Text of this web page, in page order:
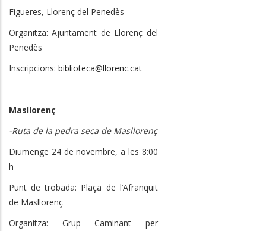
Figueres, Llorenç del Penedès
Organitza: Ajuntament de Llorenç del
Penedès
Inscripcions: biblioteca@llorenc.cat
Masllorenç
-Ruta de la pedra seca de Masllorenç
Diumenge 24 de novembre, a les 8:00
h
Punt de trobada: Plaça de l’Afranquit
de Masllorenç
Organitza: Grup Caminant per